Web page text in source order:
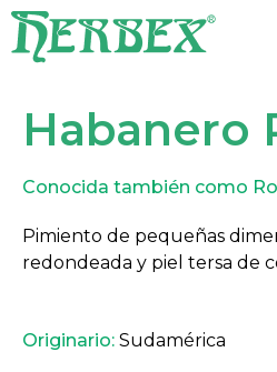
Habanero
Conocida también como
Pimiento de pequeñas
redondeada y piel tersa de
Originario: Sudamérica